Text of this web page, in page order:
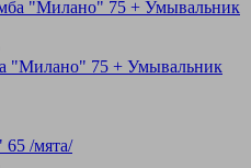
75 + Умывальник